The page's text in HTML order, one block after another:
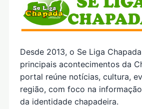
Desde 2013, o Se Liga
principais acontecimentos da
portal reúne notícias, cultura,
região, com foco na
da identidade chapadeira.